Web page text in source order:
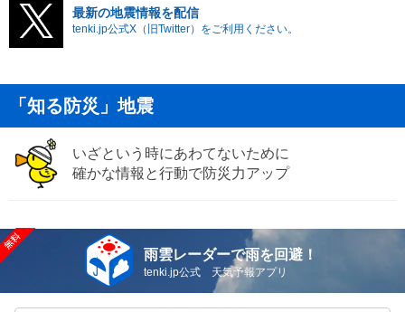
最新の地震情報を配信
tenki.jp公式X（旧Twitter）をご利用ください。
「知る防災」地震
いざという時にあわてないために
確かな情報と行動で防災力アップ
雨雲レーダーで雨を回避！
tenki.jp公式 天気予報アプリ